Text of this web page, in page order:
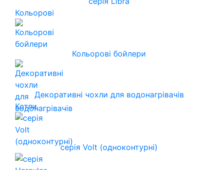
Кольорові
Кольорові бойлери
Декоративні чохли для водонагрівачів
Котли
серія Volt (одноконтурні)